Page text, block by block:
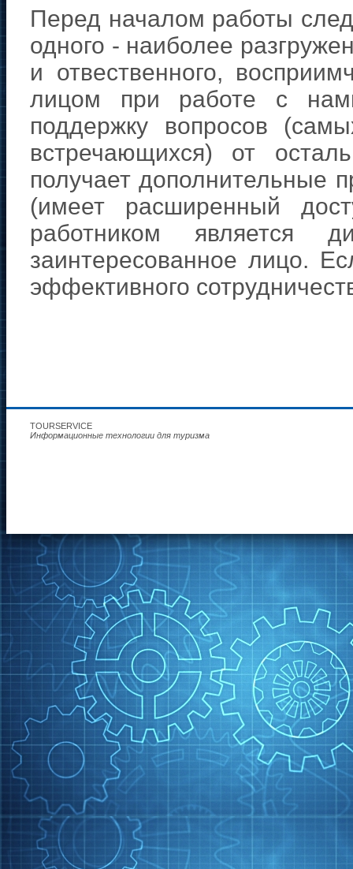
Перед началом работы
одного - наиболее
и отвественного,
лицом при работе с
поддержку вопросов
встречающихся) от
получает дополнительные
(имеет расширенный
работником является
заинтересованное лицо.
эффективного
TOURSERVICE
Информационные технологии для туризма